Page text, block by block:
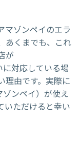
マゾンペイのエラ
あくまでも、これ
が
対応している場
理由です。実際に
ンペイ）が使え
いただけると幸い